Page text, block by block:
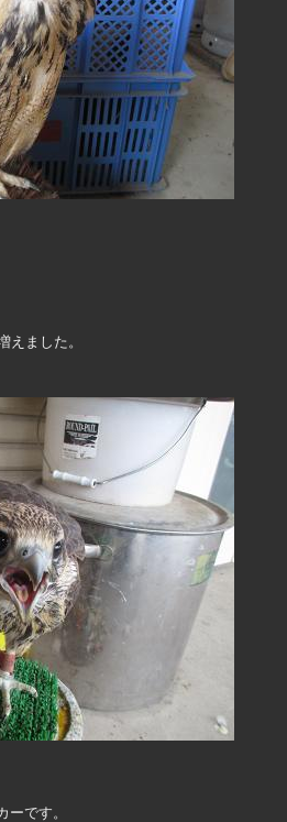
ました。
です。